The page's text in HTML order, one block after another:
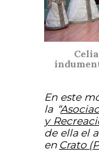
En este
la “
y
de ella el
en Crato